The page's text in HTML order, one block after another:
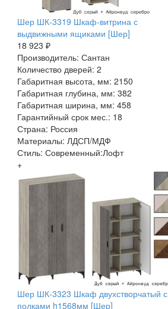
Шер ШК-3319 Шкаф-витрина с
выдвижными ящиками [Шер]
18 923 ₽
Производитель: Сантан
Количество дверей: 2
Габаритная высота, мм: 2150
Габаритная глубина, мм: 382
Габаритная ширина, мм: 458
Гарантийный срок мес.: 18
Страна: Россия
Материалы: ЛДСП/МДФ
Стиль: Современный:Лофт
+
Шер ШК-3323 Шкаф двухстворчатый с
полками h1568мм [Шер]